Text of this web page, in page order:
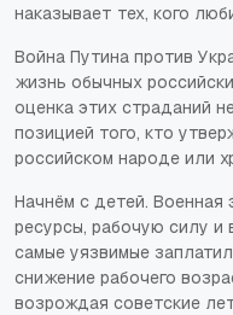
наказывает тех, кого
Война Путина против
жизнь обычных
оценка этих страданий
позицией того, кто
российском народе или
Начнём с детей. Военная
ресурсы, рабочую силу и
самые уязвимые
снижение рабочего
возрождая советские